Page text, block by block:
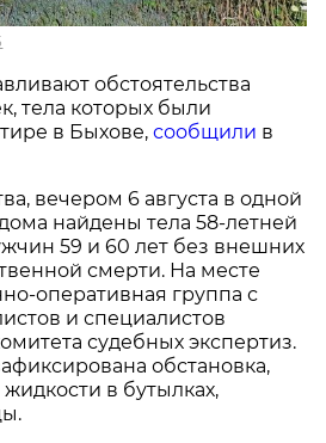
обстоятельства
тела которых были
в Быхове,сообщили в
вечером 6 августа в одной
найдены тела 58-летней
59 и 60 лет без внешних
смерти. На месте
оперативная группа с
и специалистов
судебных экспертиз.
обстановка,
в бутылках,